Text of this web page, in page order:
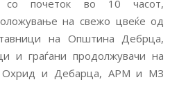
со почеток во 10 часот,
на свежо цвеќе од
на Општина Дебрца,
и граѓани продолжувачи на
Охрид и Дебарца, АРМ и МЗ